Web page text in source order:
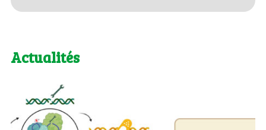
Actualités